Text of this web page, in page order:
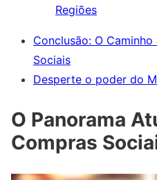
Regiões
Conclusão: O
Sociais
Desperte o poder do
O Panorama
Compras